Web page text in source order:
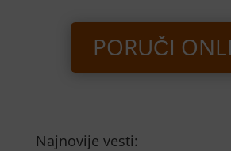
PORUČI
Najnovije vesti: